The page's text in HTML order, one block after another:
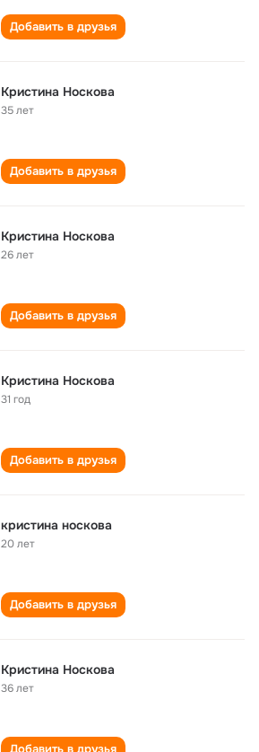
Добавить в друзья
Кристина Носкова
35 лет
Добавить в друзья
Кристина Носкова
26 лет
Добавить в друзья
Кристина Носкова
31 год
Добавить в друзья
кристина носкова
20 лет
Добавить в друзья
Кристина Носкова
36 лет
Добавить в друзья